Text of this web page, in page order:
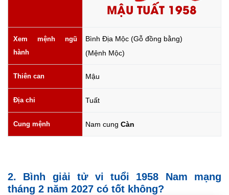
MẬU TUẤT 1958
Xem mệnh ngũ
hành
Bình Địa Mộc (Gỗ đồng bằng)
(Mệnh Mộc)
Thiên can Mậu
Địa chi Tuất
Cung mệnh Nam cung Càn
2. Bình giải tử vi tuổi 1958 Nam mạng
tháng 2 năm 2027 có tốt không?